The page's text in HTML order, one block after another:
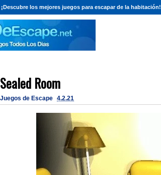
los mejores juegos para escapar de la habitación!
Sealed Room
Juegos de Escape 4.2.21